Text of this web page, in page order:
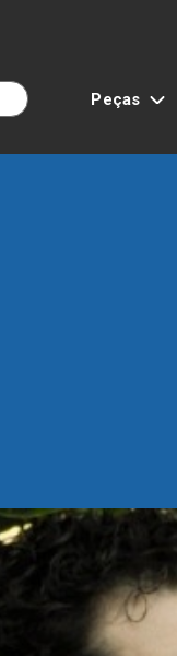
Peças